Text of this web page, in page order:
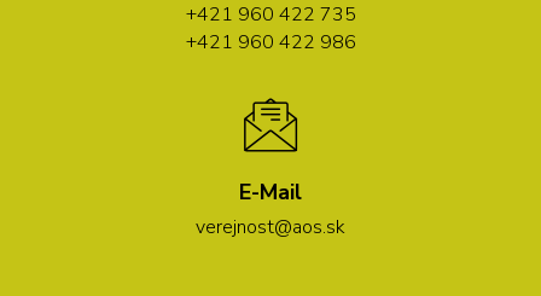
+421 960 422 735
+421 960 422 986
E-Mail
verejnost@aos.sk